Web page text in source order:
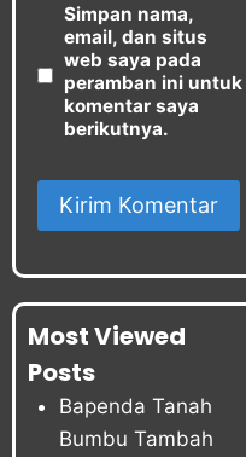
Simpan nama,
email, dan situs
web saya pada
peramban ini untuk
komentar saya
berikutnya.
Most Viewed
Posts
Bapenda Tanah
Bumbu Tambah